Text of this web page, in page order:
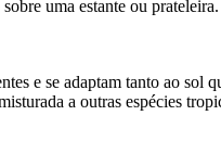
uma estante ou
e se adaptam tanto ao sol
a outras espécies